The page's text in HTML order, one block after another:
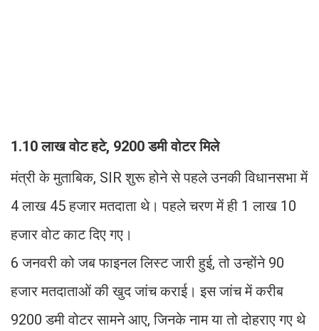
1.10 लाख वोट हटे, 9200 डमी वोटर मिले
मंत्री के मुताबिक, SIR शुरू होने से पहले उनकी विधानसभा में
4 लाख 45 हजार मतदाता थे। पहले चरण में ही 1 लाख 10
हजार वोट काट दिए गए।
6 जनवरी को जब फाइनल लिस्ट जारी हुई, तो उन्होंने 90
हजार मतदाताओं की खुद जांच कराई। इस जांच में करीब
9200 डमी वोटर सामने आए, जिनके नाम या तो दोहराए गए थे